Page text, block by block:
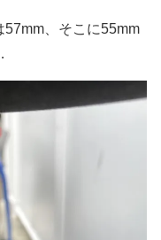
、そこに55mm